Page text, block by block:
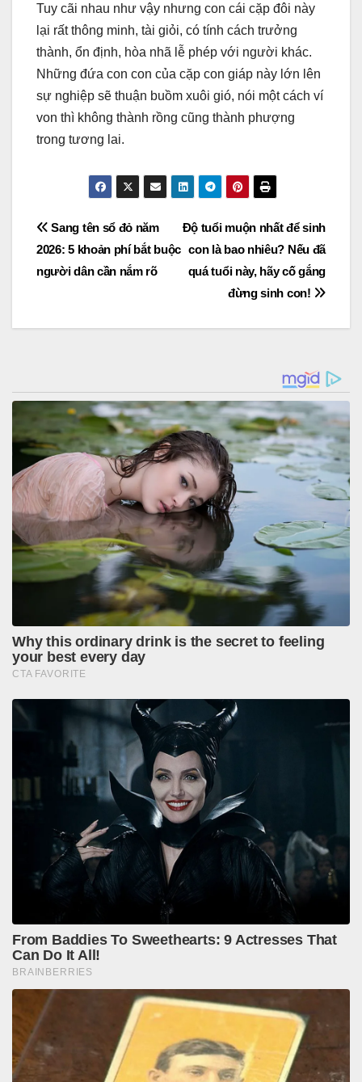
Tuy cãi nhau như vậy nhưng con cái cặp đôi này
lại rất thông minh, tài giỏi, có tính cách trưởng
thành, ổn định, hòa nhã lễ phép với người khác.
Những đứa con con của cặp con giáp này lớn lên
sự nghiệp sẽ thuận buồm xuôi gió, nói một cách ví
von thì không thành rồng cũng thành phượng
trong tương lai.
Post
navigation
Độ tuổi muộn nhất để sinh
con là bao nhiêu? Nếu đã
quá tuổi này, hãy cố gắng
đừng sinh con!
Sang tên sổ đỏ năm
2026: 5 khoản phí bắt buộc
người dân cần nắm rõ